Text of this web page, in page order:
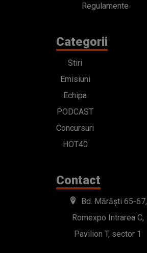
Regulamente
Categorii
Stiri
Emisiuni
Echipa
PODCAST
Concursuri
HOT40
Contact
Bd. Mărăști 65-67,
Romexpo Intrarea C,
Pavilion T, sector 1